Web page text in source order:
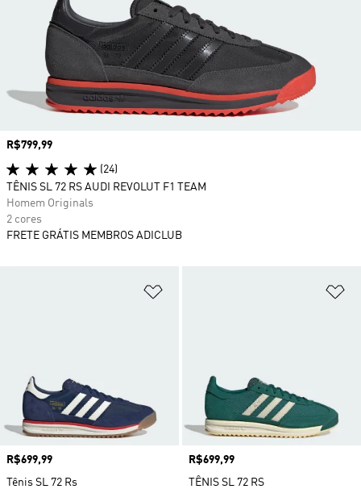
Preço
R$699,99
Tênis SL 72 Rs
Preço
R$699,99
TÊNIS SL 72 RS
Preço
R$799,99
(24)
TÊNIS SL 72 RS AUDI REVOLUT F1 TEAM
Homem Originals
2 cores
FRETE GRÁTIS MEMBROS ADICLUB